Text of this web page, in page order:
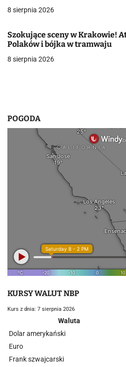
w
p
u
8 sierpnia 2026
Szokujące sceny w Krakowie!
Polaków i bójka w tramwaju
8 sierpnia 2026
POGODA
KURSY WALUT NBP
Kurs z dnia: 7 sierpnia 2026
Waluta
Dolar amerykański
Euro
Frank szwajcarski